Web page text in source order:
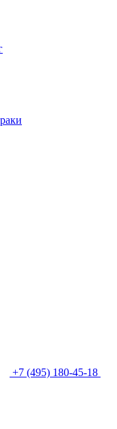
+7 (495) 180-45-18